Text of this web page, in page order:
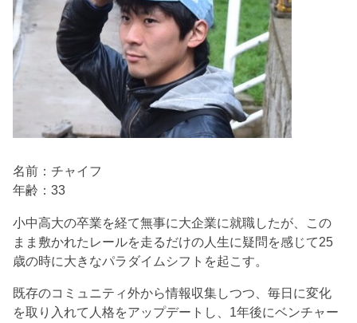
名前：チャイフ
年齢：33
小中高大の卒業を経て無事に大企業に就職したが、この
まま敷かれたレールを走るだけの人生に疑問を感じて25
歳の時に大きなパラダイムシフトを起こす。
既存のコミュニティ外から情報収集しつつ、毎日に変化
を取り入れて人格をアップデートし、1年後にベンチャー